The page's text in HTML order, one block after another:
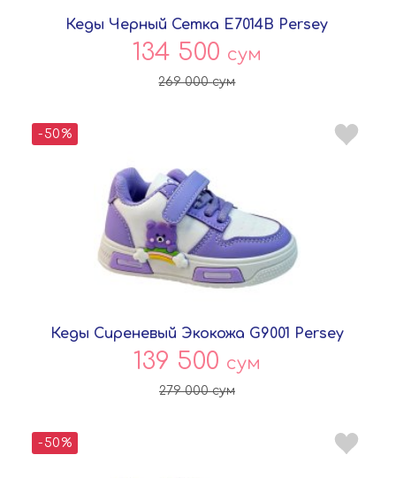
Кеды Черный Сетка E7014B Persey
134 500 сум
269 000сум
-50%
Кеды Сиреневый Экокожа G9001 Persey
139 500 сум
279 000сум
-50%